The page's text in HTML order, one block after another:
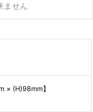
ません
× (H)98mm】